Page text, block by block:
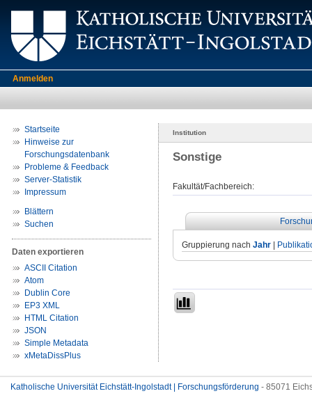
Anmelden
Startseite
Hinweise zur
Forschungsdatenbank
Probleme & Feedback
Server-Statistik
Impressum
Blättern
Suchen
Daten exportieren
ASCII Citation
Atom
Dublin Core
EP3 XML
HTML Citation
JSON
Simple Metadata
xMetaDissPlus
Institution
Sonstige
Fakultät/Fachbereich:
Gruppierung nach Jahr
Katholische Universität Eichstätt-Ingolstadt | Forschungsförderung - 85071